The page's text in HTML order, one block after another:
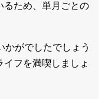
るため、単月ごとの
かがでしたでしょう
フを満喫しましょ